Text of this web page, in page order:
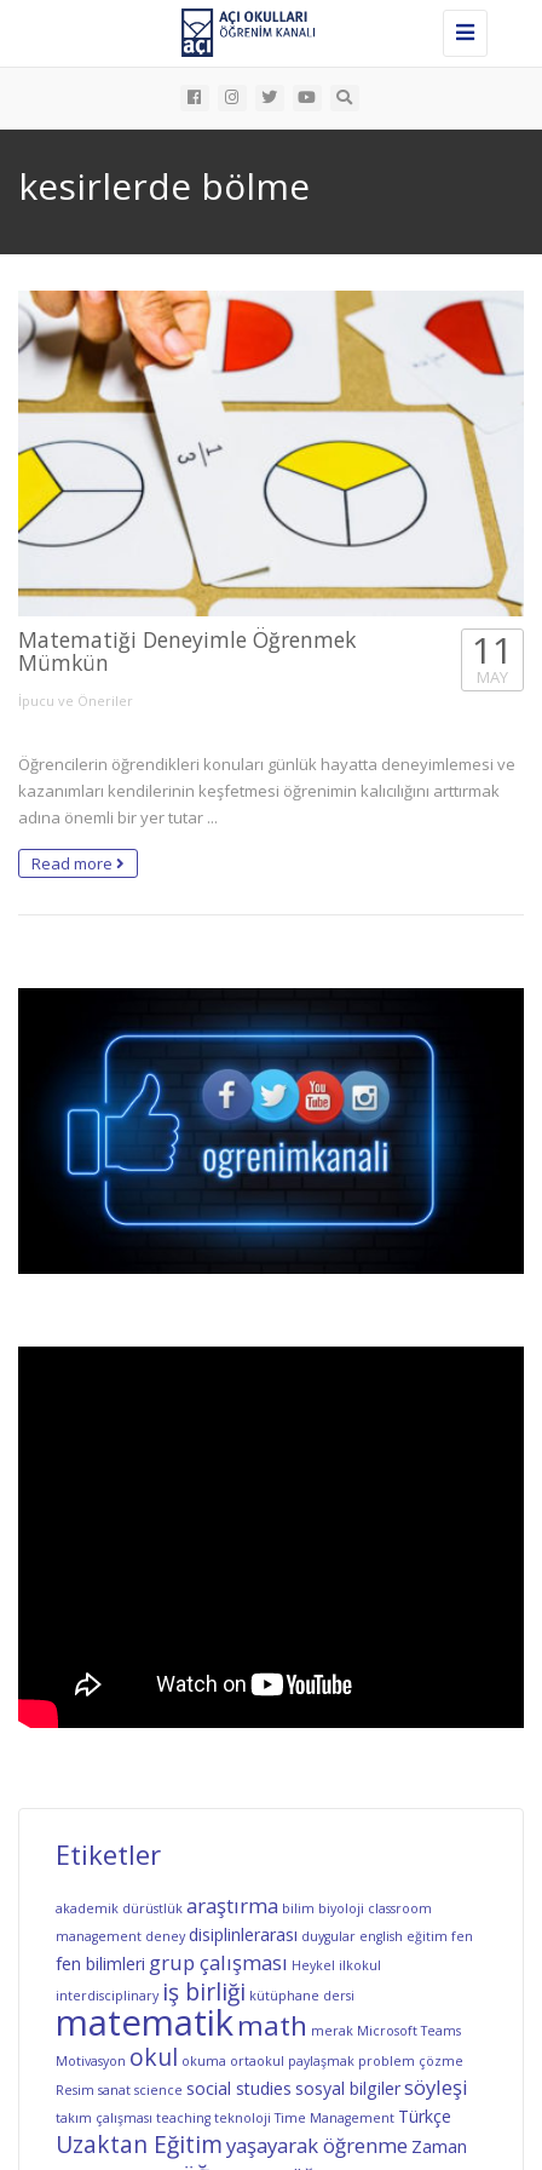
Toggle
navigation
kesirlerde bölme
Matematiği Deneyimle Öğrenmek
Mümkün
İpucu ve Öneriler
11
MAY
Öğrencilerin öğrendikleri konuları günlük hayatta deneyimlemesi ve
kazanımları kendilerinin keşfetmesi öğrenimin kalıcılığını arttırmak
adına önemli bir yer tutar ...
Read more
Etiketler
akademik dürüstlük araştırma bilim biyoloji classroom
management deney disiplinlerarası duygular english eğitim fen
fen bilimleri grup çalışması Heykel ilkokul
interdisciplinary iş birliği kütüphane dersi
matematikmath merak Microsoft Teams
Motivasyon okul okuma ortaokul paylaşmak problem çözme
Resim sanat science social studies sosyal bilgilersöyleşi
takım çalışması teaching teknoloji Time Management Türkçe
Uzaktan Eğitimyaşayarak öğrenme Zaman